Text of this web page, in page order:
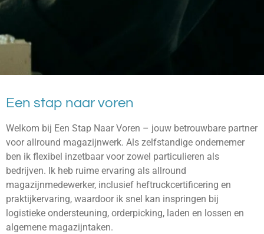
Een stap naar voren
Welkom bij Een Stap Naar Voren – jouw betrouwbare partner
voor allround magazijnwerk. Als zelfstandige ondernemer
ben ik flexibel inzetbaar voor zowel particulieren als
bedrijven. Ik heb ruime ervaring als allround
magazijnmedewerker, inclusief heftruckcertificering en
praktijkervaring, waardoor ik snel kan inspringen bij
logistieke ondersteuning, orderpicking, laden en lossen en
algemene magazijntaken.